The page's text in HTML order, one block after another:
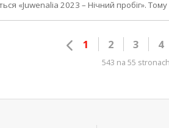
«Juwenalia 2023 – Нічний пробіг».
1 2 3 4
543 na 55 stronach